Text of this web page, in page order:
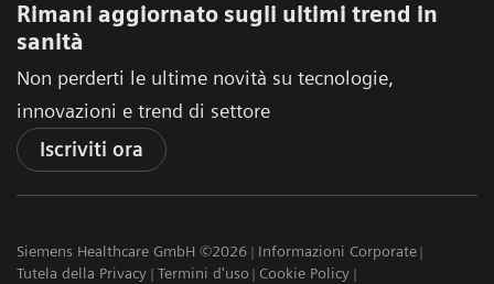
Rimani aggiornato sugli ultimi trend in
sanità
Non perderti le ultime novità su tecnologie,
innovazioni e trend di settore
Iscriviti ora
Siemens Healthcare GmbH ©2026
Informazioni Corporate
Tutela della Privacy
Termini d'uso
Cookie Policy